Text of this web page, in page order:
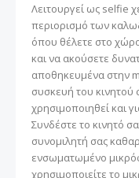
Λειτουργεί ως selfie
περιορισμό των
όπου θέλετε στο
και να ακούσετε
αποθηκευμένα στην
συσκευή του
χρησιμοποιηθεί και
Συνδέστε το κινητό
συνομιλητή σας
ενσωματωμένο
χρησιμοποιείτε το